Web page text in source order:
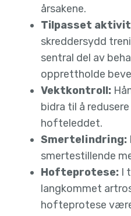
årsakene.
Tilpasset
skreddersydd
sentral del av
opprettholde
Vektkontroll:
bidra til å
hofteleddet.
Smertelindring:
smertestillende
Hofteprotese: I
langkommet
hofteprotese